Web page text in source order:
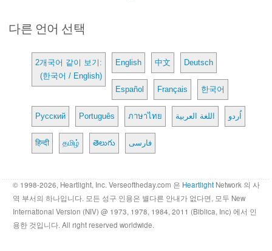
다른 언어 선택
2개국어 같이 보기:
(한국어 / English)
English 中文 Deutsch
Español Français 한국어
Русский Português ภาษาไทย اللغة العربية اُردو
हिन्दी தமிழ் తెలుగు فارسی
© 1998-2026, Heartlight, Inc. Verseoftheday.com 은 Heartlight Network 의 사
역 부서의 하나입니다. 모든 성구 인용은 별다른 안내가 없다면, 모두 New
International Version (NIV) @ 1973, 1978, 1984, 2011 (Biblica, Inc) 에서 인
용한 것입니다. All right reserved worldwide.